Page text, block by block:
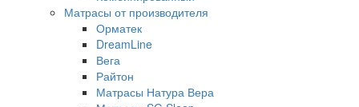
Матрасы от производителя
Орматек
DreamLine
Вега
Райтон
Матрасы Натура Вера